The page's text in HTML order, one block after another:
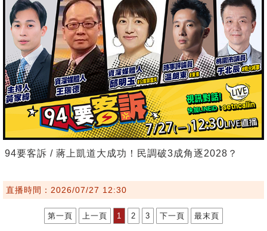
94要客訴 / 蔣上凱道大成功！民調破3成角逐2028？
直播時間：2026/07/27 12:30
第一頁 上一頁 1 2 3 下一頁 最末頁